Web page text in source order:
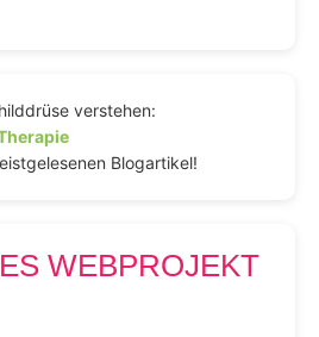
verstehen:
Blogartikel!
WEBPROJEKT